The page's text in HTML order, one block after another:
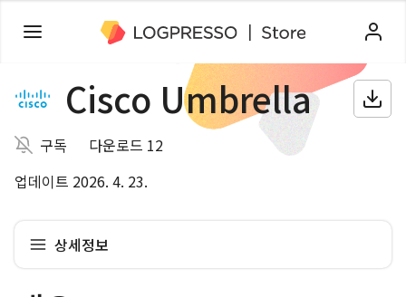
Cisco Umbrella
구독
다운로드 12
업데이트 2026. 4. 23.
상세정보